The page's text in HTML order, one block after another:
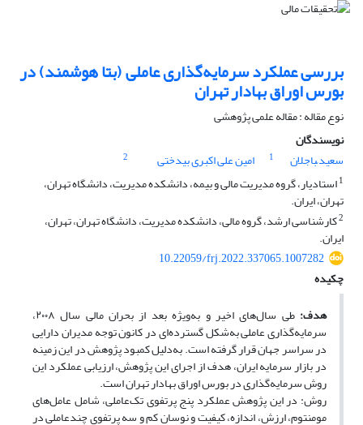
بررسی عملکرد سرمایه‌گذاری عاملی (بتا هوشمند) در
بورس اوراق بهادار تهران
نوع مقاله : مقاله علمی پژوهشی
نویسندگان
سعید ّباجلان
1 امین علی اکبری بیدختی
2
1استادیار، گروه مدیریت مالی و بیمه، دانشکده مدیریت، دانشگاه تهران،
تهران، ایران.
2کارشناسی ارشد، گروه مالی، دانشکده مدیریت، دانشگاه تهران، تهران،
ایران.
10.22059/frj.2022.337065.1007282
چکیده
هدف:
طی سال‌های اخیر و به‌ویژه بعد از بحران مالی سال ۲۰۰۸،
سرمایه‌گذاری عاملی به‌شکل گسترده‌ای در کانون توجه مدیران دارایی
در سراسر جهان قرار گرفته است. به‌دلیل کمبود پژوهش در این زمینه
در بازار سرمایه ایران، هدف از اجرای این پژوهش، ارزیابی عملکرد این
روش سرمایه‌گذاری در بورس اوراق بهادار تهران است.
روش: در این پژوهش عملکرد پنج پرتفوی تک‌عاملی، شامل عامل‌های
مومنتوم، ارزش، اندازه، کیفیت و نوسان کم و سه پرتفوی چندعاملی در